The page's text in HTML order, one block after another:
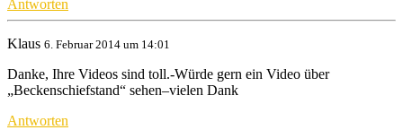
Antworten
Klaus 6. Februar 2014 um 14:01
Danke, Ihre Videos sind toll.-Würde gern ein Video über
„Beckenschiefstand“ sehen–vielen Dank
Antworten